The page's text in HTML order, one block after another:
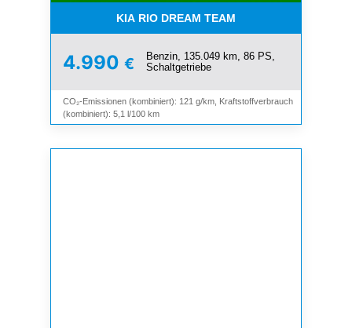
KIA RIO DREAM TEAM
4.990 €
Benzin, 135.049 km, 86 PS,
Schaltgetriebe
CO₂-Emissionen (kombiniert): 121 g/km, Kraftstoffverbrauch
(kombiniert): 5,1 l/100 km